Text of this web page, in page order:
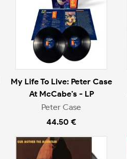
My Life To Live: Peter Case
At McCabe's - LP
Peter Case
44.50 €